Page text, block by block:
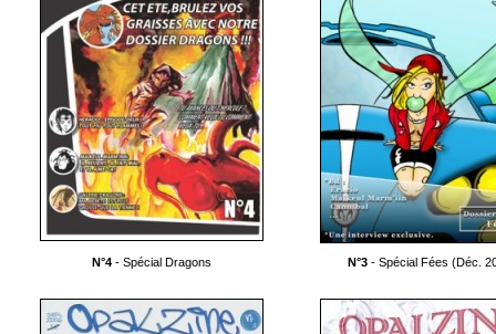
N°4 - Spécial Dragons N°3 - Spécial Fées (Déc.